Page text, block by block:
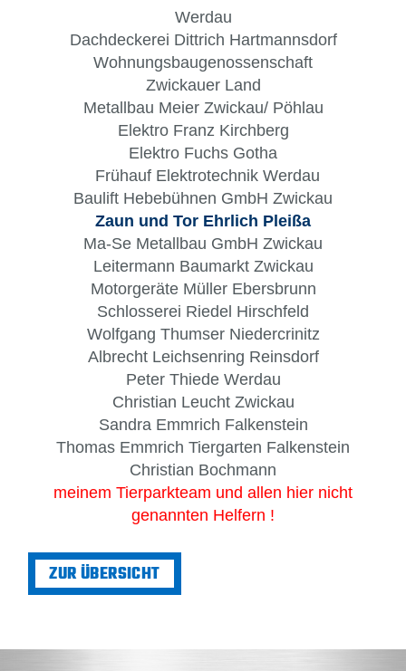
Werdau
Dachdeckerei Dittrich Hartmannsdorf
Wohnungsbaugenossenschaft
Zwickauer Land
Metallbau Meier Zwickau/Pöhlau
Elektro Franz Kirchberg
Elektro Fuchs Gotha
Frühauf Elektrotechnik Werdau
Baulift Hebebühnen GmbH Zwickau
Zaun und Tor Ehrlich Pleißa
Ma-Se Metallbau GmbH Zwickau
Leitermann Baumarkt Zwickau
Motorgeräte Müller Ebersbrunn
Schlosserei Riedel Hirschfeld
Wolfgang Thumser Niedercrinitz
Albrecht Leichsenring Reinsdorf
Peter Thiede Werdau
Christian Leucht Zwickau
Sandra Emmrich Falkenstein
Thomas Emmrich Tiergarten Falkenstein
Christian Bochmann
meinem Tierparkteam und allen hier nicht
genannten Helfern !
ZUR ÜBERSICHT